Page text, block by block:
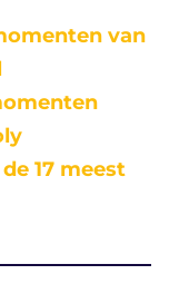
van
17 meest